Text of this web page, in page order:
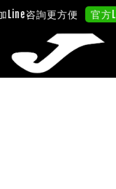
咨詢更方便 官方Line